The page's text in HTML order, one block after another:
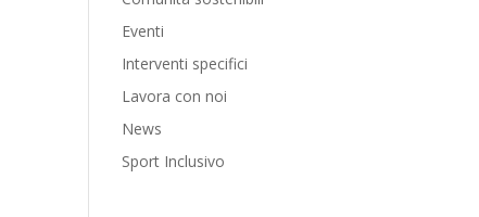
Eventi
Interventi specifici
Lavora con noi
News
Sport Inclusivo